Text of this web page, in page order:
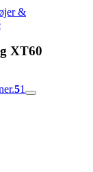
&
XT60
51